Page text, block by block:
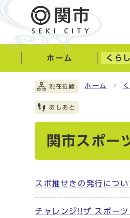
ホーム くら
現在位置 ホーム
あしあと
関市スポー
スポ推せきの発行につい
チャレンジ!!ザ スポーツ